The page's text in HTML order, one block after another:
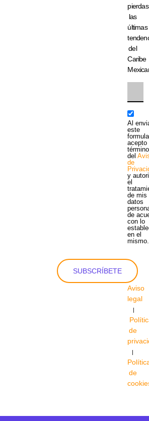
pierdas
las
últimas
del
Caribe
Al
este
acepto
del
de
y
el
de mis
datos
de
con lo
en el
mismo.
SUBSCRÍBETE
Aviso
legal
|
de
|
de